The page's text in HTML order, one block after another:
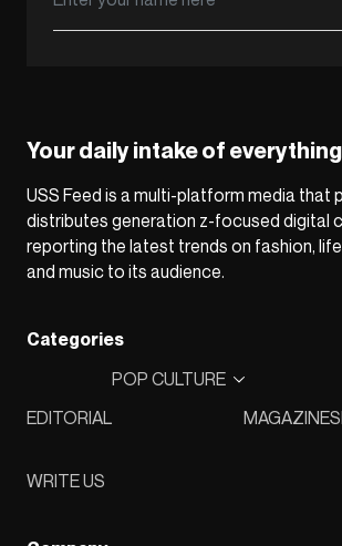
Your daily intake of
USS Feed is a multi-platform media that
distributes generation z-focused digital
reporting the latest trends on fashion,
and music to its audience.
Categories
EDITORIAL
POP CULTURE
MAGAZINES
WRITE US